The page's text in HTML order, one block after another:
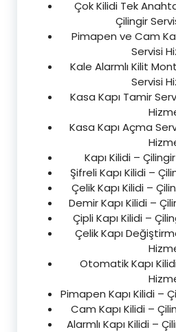
Çok Kilidi Tek
Çilingir
Pimapen ve Cam
Servisi
Kale Alarmlı Kilit
Servisi
Kasa Kapı Tamir
Kasa Kapı Açma
Kapı Kilidi –
Şifreli Kapı Kilidi –
Çelik Kapı Kilidi –
Demir Kapı Kilidi –
Çipli Kapı Kilidi –
Çelik Kapı
Otomatik Kapı
Pimapen Kapı Kilidi –
Cam Kapı Kilidi –
Alarmlı Kapı Kilidi –